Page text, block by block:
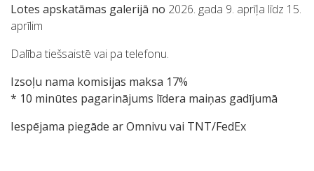
Lotes apskatāmas galerijā no 2026. gada 9. aprīļa līdz 15.
aprīlim
Dalība tiešsaistē vai pa telefonu.
Izsoļu nama komisijas maksa 17%
* 10 minūtes pagarinājums līdera maiņas gadījumā
Iespējama piegāde ar Omnivu vai TNT/FedEx